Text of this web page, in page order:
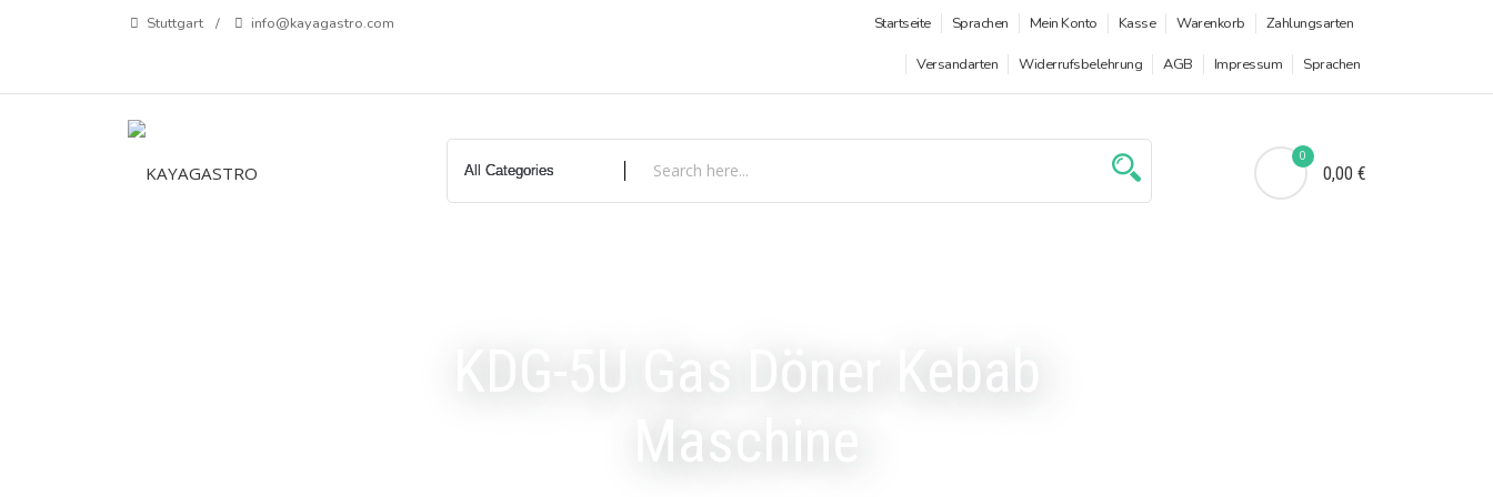
Stuttgart info@kayagastro.com Startseite Sprachen Mein Konto Kasse Warenkorb Zahlungsarten
Versandarten Widerrufsbelehrung AGB Impressum Sprachen
0
0,00 €
KDG-5U Gas Döner Kebab
Maschine